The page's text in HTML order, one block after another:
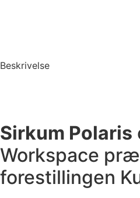
Beskrivelse
Sirkum Polaris
Workspace
forestillingen